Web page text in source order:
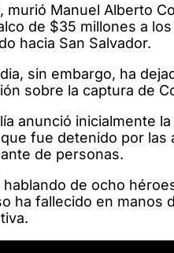
murió Manuel Alberto
de $35 millones a
hacia San Salvador.
sin embargo, ha
sobre la captura de
anunció inicialmente
fue detenido por las
de personas.
hablando de ocho
ha fallecido en manos